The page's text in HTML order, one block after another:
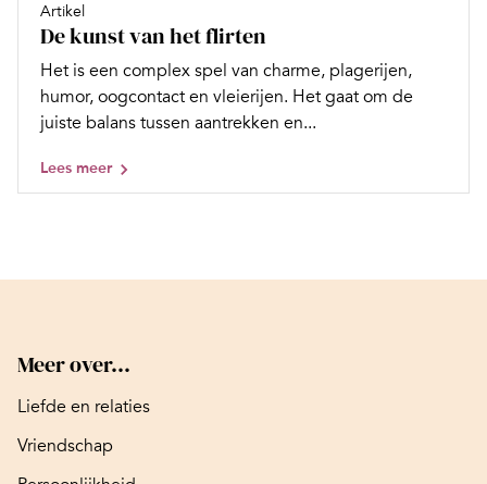
Artikel
De kunst van het flirten
Het is een complex spel van charme, plagerijen,
humor, oogcontact en vleierijen. Het gaat om de
juiste balans tussen aantrekken en...
Lees meer
Meer over...
Liefde en relaties
Vriendschap